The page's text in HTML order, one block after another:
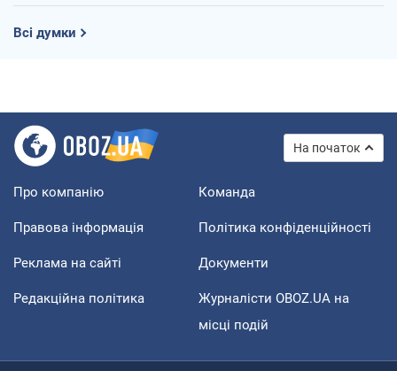
Всі думки
На початок
Про компанію Команда
Правова інформація Політика конфіденційності
Реклама на сайті Документи
Редакційна політика
Журналісти OBOZ.UA на
місці подій